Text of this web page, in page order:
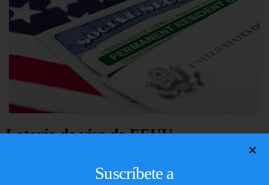
Lotería de visa de EEUU
Suscríbete a